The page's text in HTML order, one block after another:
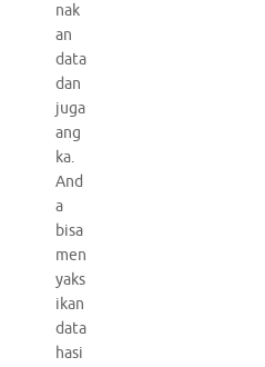
nak
an
data
dan
juga
ang
ka.
And
a
bisa
men
yaks
ikan
data
hasi